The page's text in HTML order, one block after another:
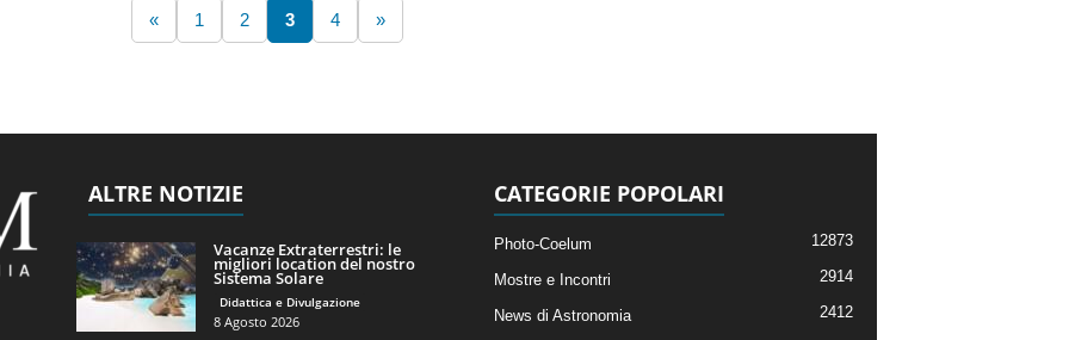
« 1 2 3 4 »
ALTRE NOTIZIE
Vacanze Extraterrestri: le
migliori location del nostro
Sistema Solare
Didattica e Divulgazione
8 Agosto 2026
CATEGORIE POPOLARI
Photo-Coelum 12873
Mostre e Incontri 2914
News di Astronomia
2412